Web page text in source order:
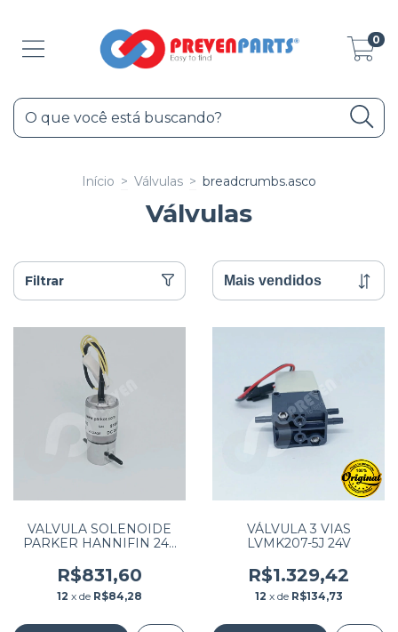
0
Início > Válvulas > breadcrumbs.asco
Válvulas
Filtrar
VALVULA SOLENOIDE
PARKER HANNIFIN 24V
R$831,60
12 x de R$84,28
VÁLVULA 3 VIAS
LVMK207-5J 24V
R$1.329,42
12 x de R$134,73